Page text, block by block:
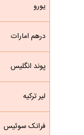
یورو
درهم امارات
پوند انگلیس
لیر ترکیه
فرانک سوئیس